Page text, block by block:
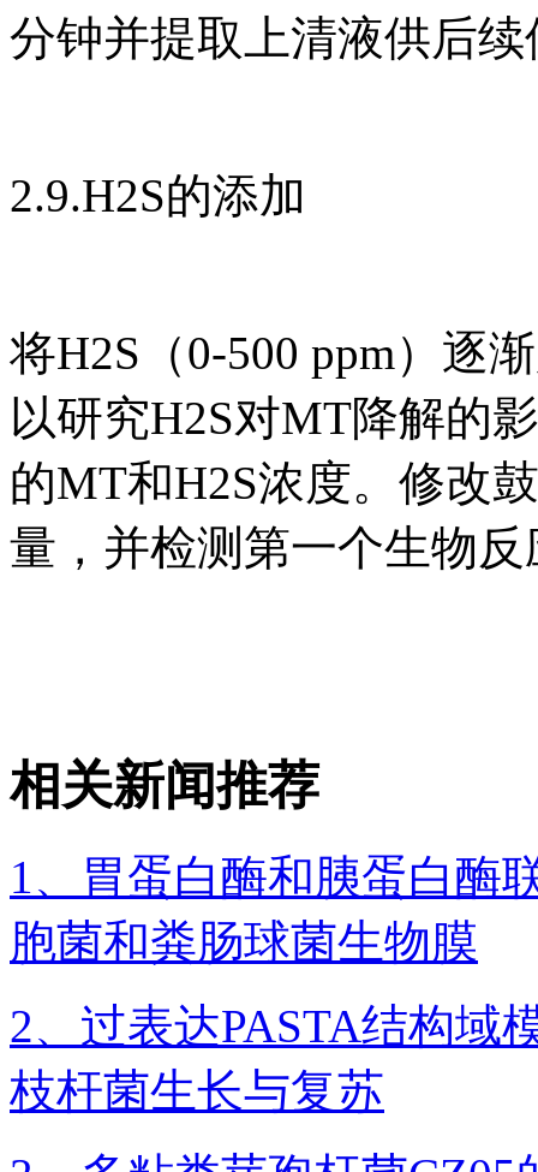
分钟并提取上清液供后
2.9.H2S的添加
将H2S（0-500 ppm）逐
以研究H2S对MT降解的
的MT和H2S浓度。修改
量，并检测第一个生物
相关新闻推荐
1、胃蛋白酶和胰蛋白酶
胞菌和粪肠球菌生物膜
2、过表达PASTA结构域
枝杆菌生长与复苏